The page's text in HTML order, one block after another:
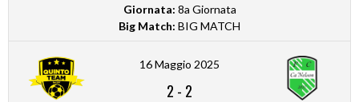
Giornata: 8a Giornata
Big Match: BIG MATCH
16 Maggio 2025
2 - 2